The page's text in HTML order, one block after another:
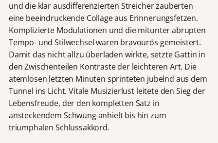
und die klar ausdifferenzierten Streicher zauberten
eine beeindruckende Collage aus Erinnerungsfetzen.
Komplizierte Modulationen und die mitunter abrupten
Tempo- und Stilwechsel waren bravourös gemeistert.
Damit das nicht allzu überladen wirkte, setzte Gattin in
den Zwischenteilen Kontraste der leichteren Art. Die
atemlosen letzten Minuten sprinteten jubelnd aus dem
Tunnel ins Licht. Vitale Musizierlust leitete den Sieg der
Lebensfreude, der den kompletten Satz in
ansteckendem Schwung anhielt bis hin zum
triumphalen Schlussakkord.